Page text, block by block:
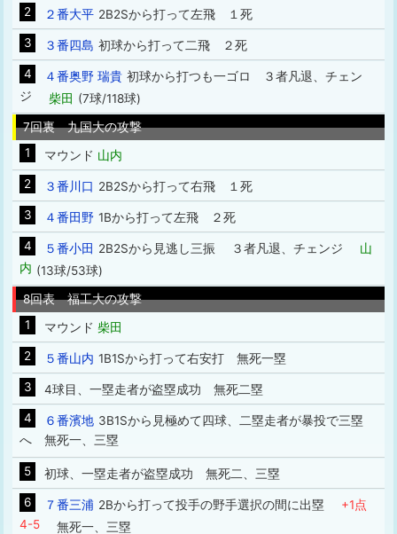
2
２番大平 2B2Sから打って左飛 １死
3
３番四島 初球から打って二飛 ２死
4
４番奥野 瑞貴 初球から打つも一ゴロ ３者凡退、チェン
ジ 柴田 (7球/118球)
7回裏 九国大の攻撃
1
マウンド 山内
2
３番川口 2B2Sから打って右飛 １死
3
４番田野 1Bから打って左飛 ２死
4
５番小田 2B2Sから見逃し三振 ３者凡退、チェンジ 山
内 (13球/53球)
8回表 福工大の攻撃
1
マウンド 柴田
2
５番山内 1B1Sから打って右安打 無死一塁
3
4球目、一塁走者が盗塁成功 無死二塁
4
６番濱地 3B1Sから見極めて四球、二塁走者が暴投で三塁
へ 無死一、三塁
5
初球、一塁走者が盗塁成功 無死二、三塁
6
７番三浦 2Bから打って投手の野手選択の間に出塁 +1点
4-5
無死一、三塁